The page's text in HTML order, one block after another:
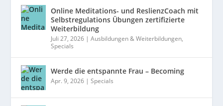
Online Meditations- und ReslienzCoach mit
Selbstregulations Übungen zertifizierte
Weiterbildung
Juli 27, 2026 |Ausbildungen & Weiterbildungen,
Specials
Werde die entspannte Frau – Becoming
Apr. 9, 2026 |Specials